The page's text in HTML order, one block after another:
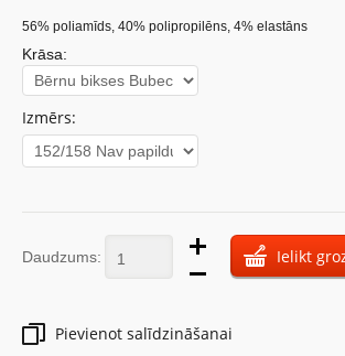
56% poliamīds, 40% polipropilēns, 4% elastāns
Krāsa:
Izmērs:
Daudzums: Ielikt
Pievienot salīdzināšanai